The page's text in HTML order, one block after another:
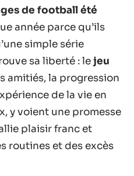
de football été
année parce qu’ils
simple série
sa liberté : lejeu
amitiés, la progression
de la vie en
y voient une promesse
plaisir franc et
routines et des excès